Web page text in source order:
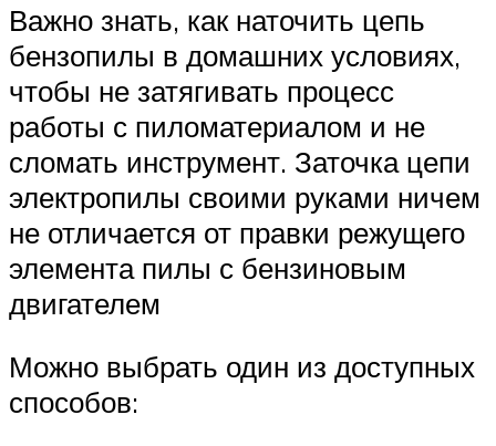
Важно знать, как наточить цепь
бензопилы в домашних условиях,
чтобы не затягивать процесс
работы с пиломатериалом и не
сломать инструмент. Заточка цепи
электропилы своими руками ничем
не отличается от правки режущего
элемента пилы с бензиновым
двигателем
Можно выбрать один из доступных
способов: